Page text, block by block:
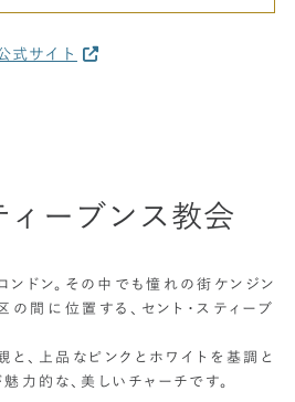
式サイト
ィーブンス教会
ンドン。その中でも憧れの街ケンジン
の間に位置する、セント・スティーブ
と、上品なピンクとホワイトを基調と
力的な、美しいチャーチです。